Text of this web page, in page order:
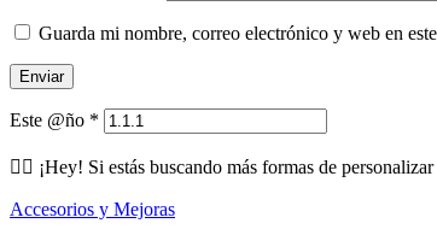
Guarda mi nombre, correo electrónico y web en
Este @ño *
🕵️‍♂️ ¡Hey! Si estás buscando más formas de
Accesorios y Mejoras